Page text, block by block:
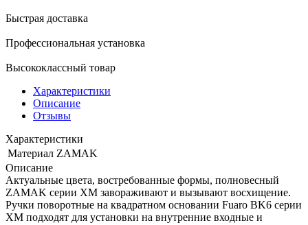
Быстрая доставка
Профессиональная установка
Высококлассный товар
Характеристики
Описание
Отзывы
Характеристики
Материал ZAMAK
Описание
Актуальные цвета, востребованные формы, полновесный
ZAMAK серии XM завораживают и вызывают восхищение.
Ручки поворотные на квадратном основании Fuaro BK6 серии
XM подходят для установки на внутренние входные и